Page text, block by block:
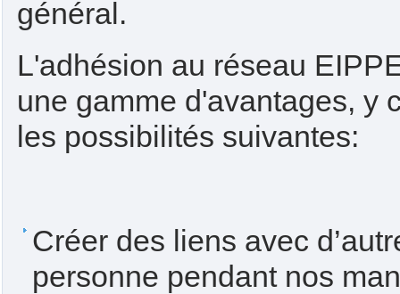
général.
L'adhésion au réseau
une gamme d'avantages, y
les possibilités suivantes:
Créer des liens avec
personne pendant nos